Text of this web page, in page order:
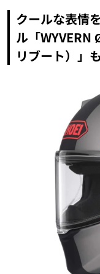
クールな表情
ル「WYVERN
リブート）」